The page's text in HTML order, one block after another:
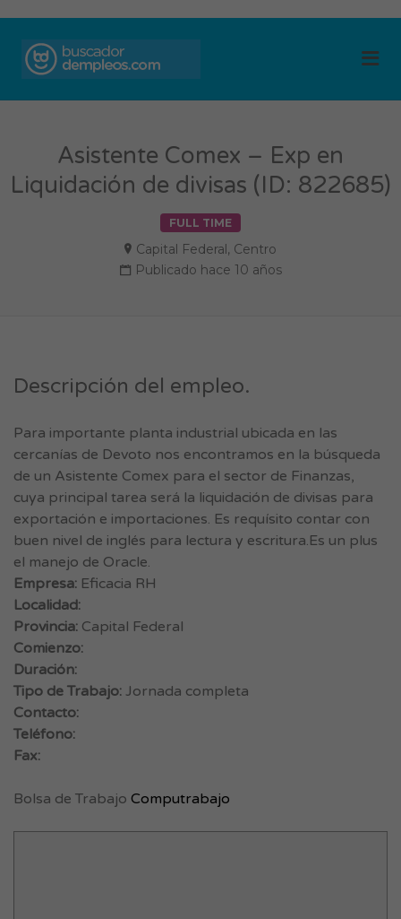
Asistente Comex – Exp en
Liquidación de divisas (ID: 822685)
FULL TIME
Capital Federal, Centro
Publicado hace 10 años
Descripción del empleo.
Para importante planta industrial ubicada en las
cercanías de Devoto nos encontramos en la búsqueda
de un Asistente Comex para el sector de Finanzas,
cuya principal tarea será la liquidación de divisas para
exportación e importaciones. Es requísito contar con
buen nivel de inglés para lectura y escritura.Es un plus
el manejo de Oracle.
Empresa: Eficacia RH
Localidad:
Provincia: Capital Federal
Comienzo:
Duración:
Tipo de Trabajo: Jornada completa
Contacto:
Teléfono:
Fax:
Bolsa de Trabajo Computrabajo